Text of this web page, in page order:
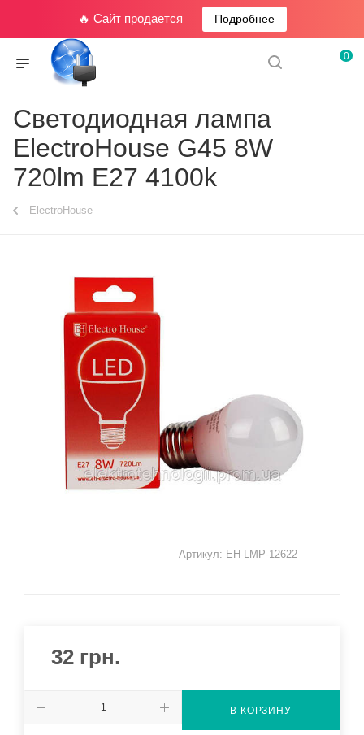
🔥 Сайт продается Подробнее
0
Светодиодная лампа
ElectroHouse G45 8W
720lm E27 4100k
ElectroHouse
Артикул: EH-LMP-12622
32 грн.
В КОРЗИНУ